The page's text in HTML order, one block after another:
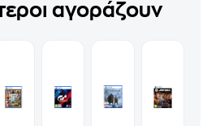
αγοράζουν